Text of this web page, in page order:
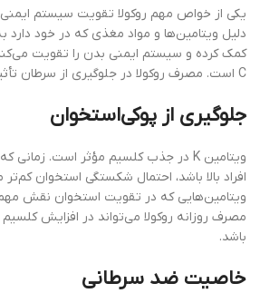
یکی از خواص مهم روکولا تقویت سیستم
دلیل ویتامین‌ها و مواد مغذی که در خود دارد
کمک کرده و سیستم ایمنی بدن را تقویت
C است. مصرف روکولا در جلوگیری از سرطان تأثیرگذار هست.
جلوگیری از پوکی‌استخوان
افراد بالا باشد، احتمال شکستگی استخوان
ویتامین‌هایی که در تقویت استخوان نقش
مصرف روزانه روکولا می‌تواند در افزایش
باشد.
خاصیت ضد سرطانی